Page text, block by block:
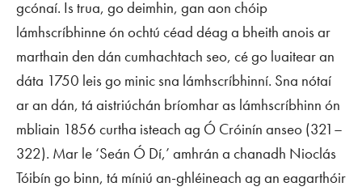
gcónaí. Is trua, go deimhin, gan aon chóip
lámhscríbhinne ón ochtú céad déag a bheith anois ar
marthain den dán cumhachtach seo, cé go luaitear an
dáta 1750 leis go minic sna lámhscríbhinní. Sna nótaí
ar an dán, tá aistriúchán bríomhar as lámhscríbhinn ón
mbliain 1856 curtha isteach ag Ó Cróinín anseo (321–
322). Mar le ‘Seán Ó Dí,’ amhrán a chanadh Nioclás
Tóibín go binn, tá míniú an-ghléineach ag an eagarthóir